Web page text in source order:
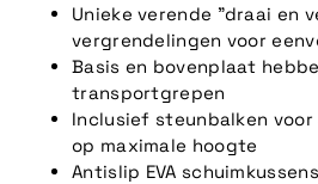
Unieke verende "draai en
vergrendelingen voor
Basis en bovenplaat
transportgrepen
Inclusief steunbalken
op maximale hoogte
Antislip EVA